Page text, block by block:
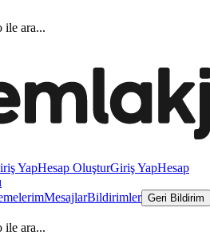
ile ara...
YapHesap OluşturGiriş YapHesap
MesajlarBildirimler Geri Bildirim
ile ara...